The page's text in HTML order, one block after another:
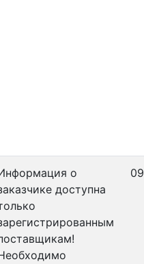
о
доступна